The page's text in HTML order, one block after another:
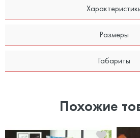
Размеры
Габариты
Похожие